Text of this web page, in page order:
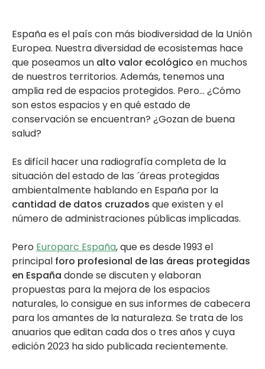
España es el país con más biodiversidad de la Unión
Europea. Nuestra diversidad de ecosistemas hace
que poseamos un alto valor ecológico en muchos
de nuestros territorios. Además, tenemos una
amplia red de espacios protegidos. Pero… ¿Cómo
son estos espacios y en qué estado de
conservación se encuentran? ¿Gozan de buena
salud?
Es difícil hacer una radiografía completa de la
situación del estado de las ´áreas protegidas
ambientalmente hablando en España por la
cantidad de datos cruzados que existen y el
número de administraciones públicas implicadas.
Pero Europarc España, que es desde 1993 el
principal foro profesional de las áreas protegidas
en España donde se discuten y elaboran
propuestas para la mejora de los espacios
naturales, lo consigue en sus informes de cabecera
para los amantes de la naturaleza. Se trata de los
anuarios que editan cada dos o tres años y cuya
edición 2023 ha sido publicada recientemente.